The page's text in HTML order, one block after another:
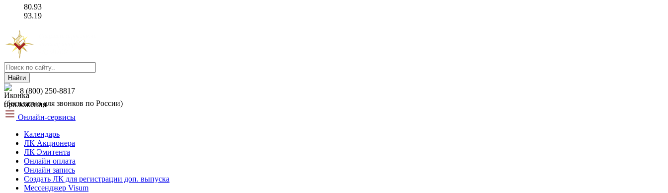
80.93
93.19
Найти
8 (800) 250-8817
(бесплатно для звонков по России)
Онлайн-сервисы
Календарь
ЛК Акционера
ЛК Эмитента
Онлайн оплата
Онлайн запись
Создать ЛК для регистрации доп. выпуска
Мессенджер Visum